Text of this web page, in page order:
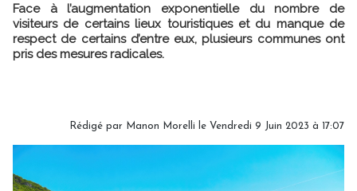
Face à l’augmentation exponentielle du nombre de
visiteurs de certains lieux touristiques et du manque de
respect de certains d’entre eux, plusieurs communes ont
pris des mesures radicales.
Rédigé par Manon Morelli le Vendredi 9 Juin 2023 à 17:07